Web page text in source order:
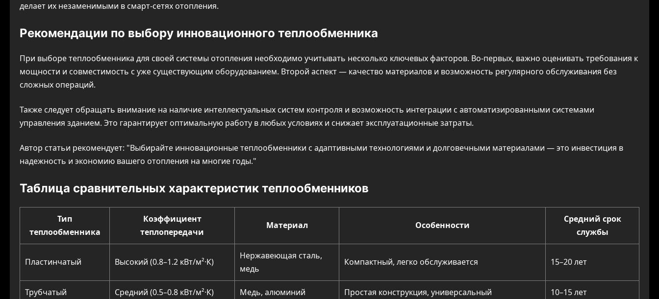
делает их незаменимыми в смарт-сетях отопления.
Рекомендации по выбору инновационного теплообменника
При выборе теплообменника для своей системы отопления необходимо учитывать несколько ключевых факторов. Во-первых, важно оценивать требования к
мощности и совместимость с уже существующим оборудованием. Второй аспект — качество материалов и возможность регулярного обслуживания без
сложных операций.
Также следует обращать внимание на наличие интеллектуальных систем контроля и возможность интеграции с автоматизированными системами
управления зданием. Это гарантирует оптимальную работу в любых условиях и снижает эксплуатационные затраты.
Автор статьи рекомендует: Выбирайте инновационные теплообменники с адаптивными технологиями и долговечными материалами — это инвестиция в
надежность и экономию вашего отопления на многие годы.
Таблица сравнительных характеристик теплообменников
Тип
теплообменника
Коэффициент
теплопередачи
Материал Особенности
Средний срок
службы
Пластинчатый Высокий (0.8–1.2 кВт/м²·К)
Нержавеющая сталь,
медь
Компактный, легко обслуживается 15–20 лет
Трубчатый Средний (0.5–0.8 кВт/м²·К) Медь, алюминий Простая конструкция, универсальный 10–15 лет